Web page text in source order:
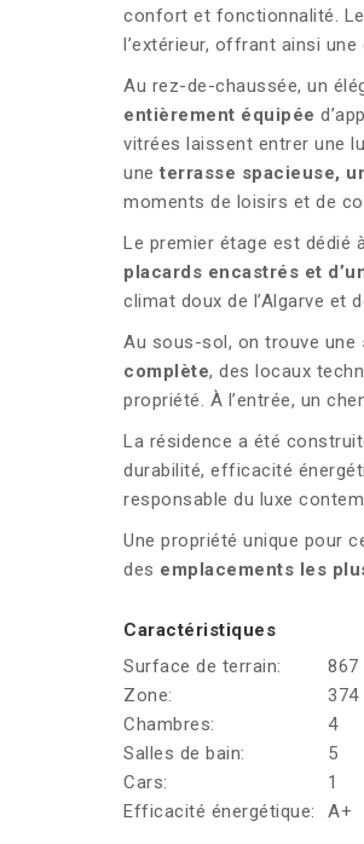
confort et fonctionnalité.
l’extérieur, offrant ainsi
Au rez-de-chaussée, un
entièrement équipée
vitrées laissent entrer une
une terrasse spacieuse,
moments de loisirs et de
Le premier étage est dédié
placards encastrés et
climat doux de l’Algarve et
Au sous-sol, on trouve une
complète, des locaux
propriété. À l’entrée, un
La résidence a été
durabilité, efficacité
responsable du luxe
Une propriété unique pour
des emplacements les
Caractéristiques
Surface de terrain:
867
Zone: 374
Chambres:
4
Salles de bain:
5
Cars:
1
Efficacité énergétique:
A+